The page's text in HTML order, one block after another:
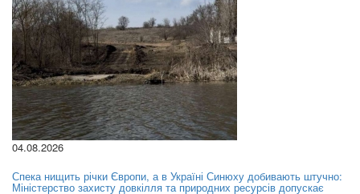
04.08.2026
Спека нищить річки Європи, а в Україні Синюху добивають штучно:
Міністерство захисту довкілля та природних ресурсів допускає